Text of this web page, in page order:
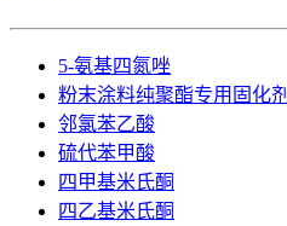
5-氨基四氮唑
粉末涂料纯聚酯专用固化剂
邻氯苯乙酸
硫代苯甲酸
四甲基米氏酮
四乙基米氏酮